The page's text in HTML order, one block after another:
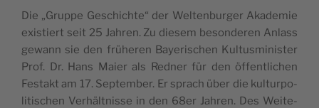
Die „Grup­pe Geschich­te“ der Wel­ten­bur­ger Aka­de­mie
exis­tiert seit 25 Jah­ren. Zu die­sem beson­de­ren Anlass
gewann sie den frü­he­ren Baye­ri­schen Kul­tus­mi­nis­ter
Prof. Dr. Hans Mai­er als Red­ner für den öffent­li­chen
Fest­akt am 17. Sep­tem­ber. Er sprach über die kul­tur­po­
li­ti­schen Ver­hält­nis­se in den 68er Jah­ren. Des Wei­te­